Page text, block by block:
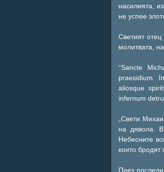
насилията,
не успее
Светият
молитвата,
“Sancte
praesidium.
aliosque
infernum
„Свети
на дявола.
Небесните
които бродят
През